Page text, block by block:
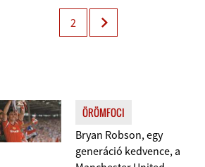
2
ÖRÖMFOCI
Bryan Robson, egy
generáció kedvence, a